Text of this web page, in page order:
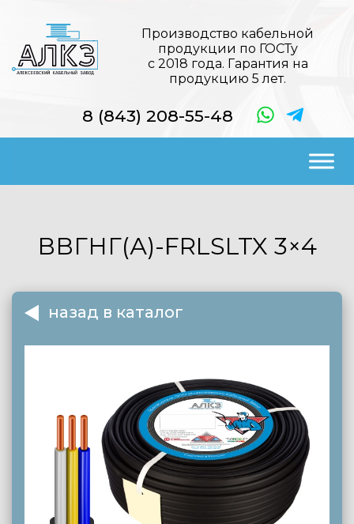
Производство кабельной
продукции по ГОСТу
с 2018 года. Гарантия на
продукцию 5 лет.
8 (843) 208-55-48
ВВГНГ(А)-FRLSLTX 3×4
назад в каталог